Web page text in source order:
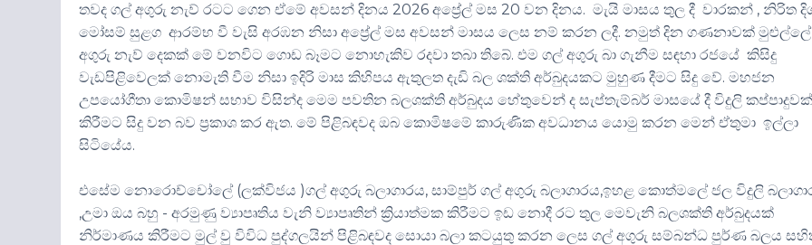
තවද ගල් අගුරු නැව් රටට ගෙන ඒමේ අවසන් දිනය 2026 අප්‍රේල් මස 20 වන දිනය. මැයි මාසය තුල දී වාරකන් , නිරිත
මෝසම් සුළග ආරම්භ වී වැසි අරඹන නිසා අප්‍රේල් මස අවසන් මාසය ලෙස නම් කරන ලදී. නමුත් දින ගණනාවක්
අගුරු නැව් දෙකක් මේ වනවිට ගොඩ බෑමට නොහැකිව රදවා තබා තිබේ. එම ගල් අගුරු බා ගැනීම සඳහා රජයේ කිසිදු
වැඩපිළිවෙලක් නොමැති වීම නිසා ඉදිරි මාස කිහිපය ඇතුලත දැඩි බල ශක්ති අර්බුදයකට මුහුණ දීමට සිදු වේ. මහජන
උපයෝගීතා කොමිෂන් සභාව විසින්ද මෙම පවතින බලශක්ති අර්බුදය හේතුවෙන් ද සැප්තැම්බර් මාසයේ දී විදුලි
කිරීමට සිදු වන බව ප්‍රකාශ කර ඇත. මේ පිළිබඳවද ඔබ කොමිෂමේ කාරුණික අවධානය යොමු කරන මෙන් ඒතුමා ඉල්ලා
සිටියේය.
එසේම නොරොච්චෝලේ (ලක්විජය )ගල් අගුරු බලාගාරය, සාම්පුර් ගල් අගුරු බලාගාරය,ඉහළ කොත්මලේ ජල විදුලි
,උමා ඔය බහු - අරමුණු ව්‍යාපෘතිය වැනි ව්‍යාපෘතින් ක්‍රියාත්මක කිරීමට ඉඩ නොදී රට තුල මෙවැනි බලශක්ති අර්බුදයක්
නිර්මාණය කිරීමට මුල් වු විවිධ පුද්ගලයින් පිළිබඳවද සොයා බලා කටයුතු කරන ලෙස ගල් අගුරු සම්බන්ධ පුර්ණ බලය